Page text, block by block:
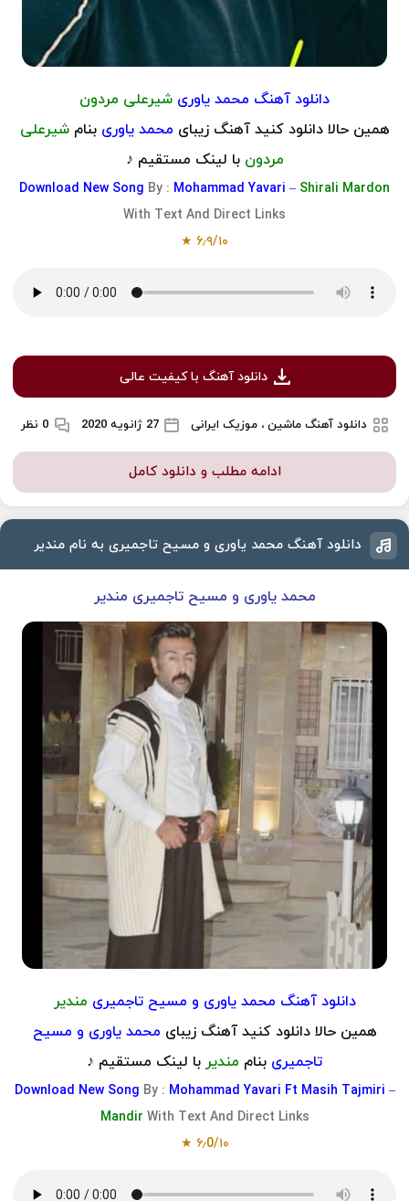
دانلود آهنگ محمد یاوری شیرعلی مردون
همین حالا دانلود کنید آهنگ زیبای محمد یاوری بنامشیرعلی
مردون با لینک مستقیم ♪
Download New Song By : Mohammad Yavari – Shirali Mardon
With Text And Direct Links
۶٫۹/۱۰ ★
دانلود آهنگ با کیفیت عالی
دانلود آهنگ ماشین ، موزیک ایرانی 27 ژانویه 2020 0 نظر
ادامه مطلب و دانلود کامل
دانلود آهنگ محمد یاوری و مسیح تاجمیری به نام مندیر
محمد یاوری و مسیح تاجمیری مندیر
دانلود آهنگ محمد یاوری و مسیح تاجمیری مندیر
همین حالا دانلود کنید آهنگ زیبای محمد یاوری و مسیح
تاجمیری بنام مندیر با لینک مستقیم ♪
Download New Song By : Mohammad Yavari Ft Masih Tajmiri –
Mandir With Text And Direct Links
۶٫0/۱۰ ★